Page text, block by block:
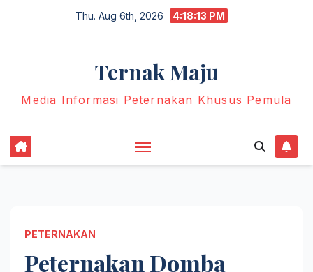
Thu. Aug 6th, 2026 4:18:15 PM
Ternak Maju
Media Informasi Peternakan Khusus Pemula
PETERNAKAN
Peternakan Domba